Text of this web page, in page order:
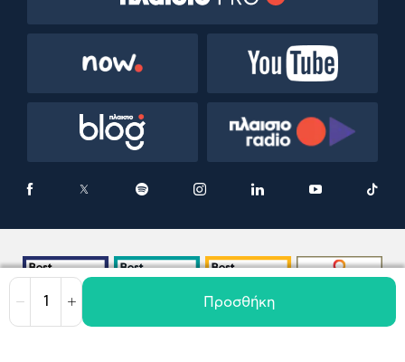
Μείωση Αύξηση Προσθήκη